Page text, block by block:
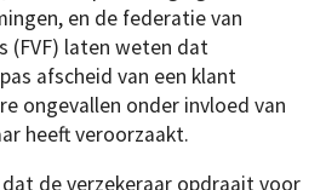
en de federatie van
(FVF) laten weten dat
afscheid van een klant
ongevallen onder invloed van
heeft veroorzaakt.
de verzekeraar opdraait voor